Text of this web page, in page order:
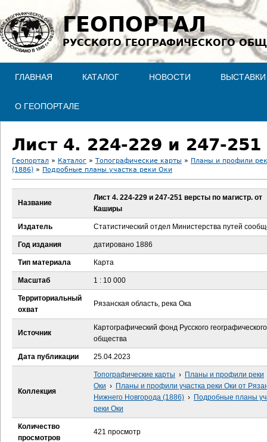
Jump to navigation
ГЕОПОРТАЛ
РУССКОГО ГЕОГРАФИЧЕСКОГО
ГЛАВНАЯ КАТАЛОГ НОВОСТИ ВЫСТАВКИ
О ГЕОПОРТАЛЕ
В
ы
д
е
с
ь
Геопортал » Каталог » Топографические карты » Планы и профили
(1886) » Подробные планы участка реки Оки
Название
Лист 4. 224-229 и 247-251 версты по магистр. от
Каширы
Издатель Статистический отдел Министерства путей
Год издания датировано 1886
Тип материала Карта
Масштаб 1 : 10 000
Территориальный
охват
Рязанская область, река Ока
Источник
Картографический фонд Русского географического
общества
Дата публикации 25.04.2023
Коллекция
Топографические карты › Планы и профили реки
Оки › Планы и профили участка реки Оки от
Нижнего Новгорода (1886) › Подробные планы
реки Оки
Количество
просмотров
421 просмотр